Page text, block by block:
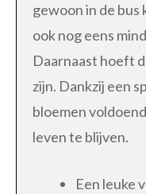
gewoon in de bus
ook nog eens
Daarnaast hoeft
zijn. Dankzij een
bloemen
leven te blijven.
Een leuke